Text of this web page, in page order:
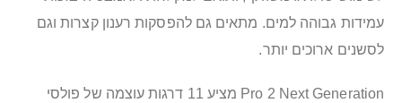
עמידות גבוהה למים. מתאים גם להפסקות רענון קצרות וגם
לסשנים ארוכים יותר.
Pro 2 Next Generation מציע 11 דרגות עוצמה של פולסי